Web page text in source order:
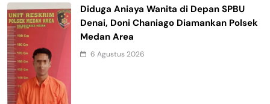
Diduga Aniaya Wanita di Depan SPBU
Denai, Doni Chaniago Diamankan Polsek
Medan Area
6 Agustus 2026